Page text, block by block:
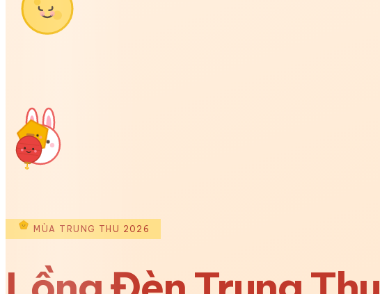
MÙA TRUNG THU 2026